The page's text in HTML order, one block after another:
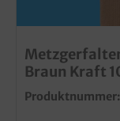
Braun Kraft
Produktnummer: